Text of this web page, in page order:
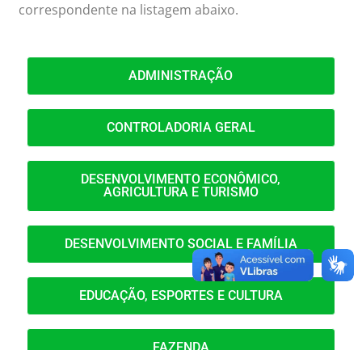
correspondente na listagem abaixo.
ADMINISTRAÇÃO
CONTROLADORIA GERAL
DESENVOLVIMENTO ECONÔMICO,
AGRICULTURA E TURISMO
DESENVOLVIMENTO SOCIAL E FAMÍLIA
EDUCAÇÃO, ESPORTES E CULTURA